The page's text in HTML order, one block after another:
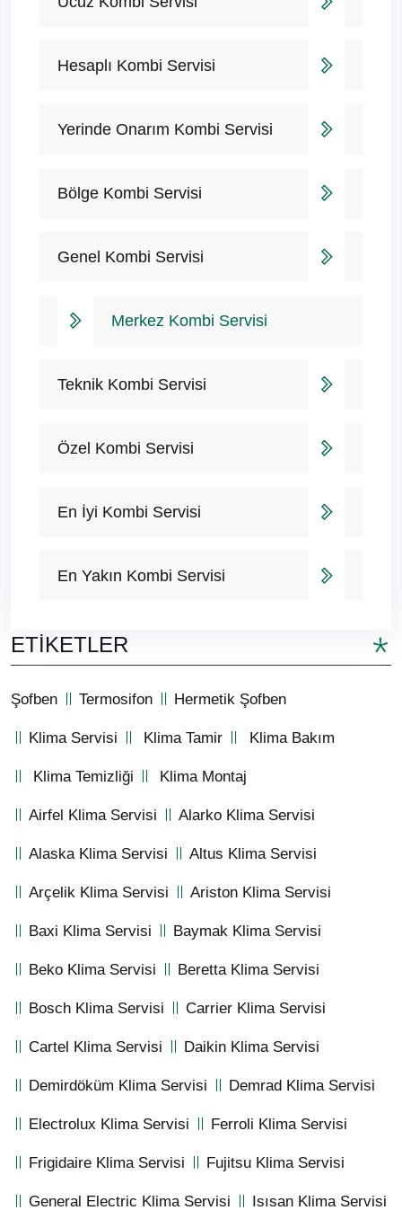
Hesaplı Kombi Servisi
Yerinde Onarım Kombi Servisi
Bölge Kombi Servisi
Genel Kombi Servisi
Merkez Kombi Servisi
Teknik Kombi Servisi
Özel Kombi Servisi
En İyi Kombi Servisi
En Yakın Kombi Servisi
ETIKETLER
Şofben Termosifon Hermetik Şofben
Klima Servisi Klima Tamir Klima Bakım
Klima Temizliği Klima Montaj
Airfel Klima Servisi Alarko Klima Servisi
Alaska Klima Servisi Altus Klima Servisi
Arçelik Klima Servisi Ariston Klima Servisi
Baxi Klima Servisi Baymak Klima Servisi
Beko Klima Servisi Beretta Klima Servisi
Bosch Klima Servisi Carrier Klima Servisi
Cartel Klima Servisi Daikin Klima Servisi
Demirdöküm Klima Servisi Demrad Klima Servisi
Electrolux Klima Servisi Ferroli Klima Servisi
Frigidaire Klima Servisi Fujitsu Klima Servisi
General Electric Klima Servisi Isısan Klima Servisi